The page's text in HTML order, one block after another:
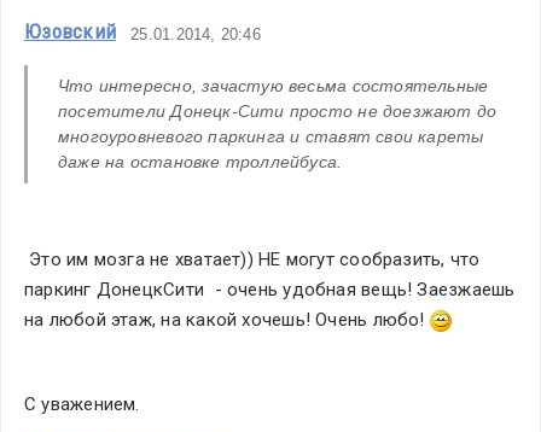
Юзовский 25.01.2014, 20:46
Что интересно, зачастую весьма состоятельные
посетители Донецк-Сити просто не доезжают до
многоуровневого паркинга и ставят свои кареты
даже на остановке троллейбуса.
Это им мозга не хватает)) НЕ могут сообразить, что
паркинг ДонецкСити  - очень удобная вещь! Заезжаешь
на любой этаж, на какой хочешь! Очень любо!
С уважением.